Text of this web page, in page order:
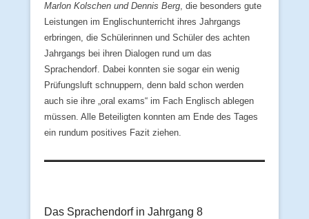
Marlon Kolschen und Dennis Berg, die besonders gute
Leistungen im Englischunterricht ihres Jahrgangs
erbringen, die Schülerinnen und Schüler des achten
Jahrgangs bei ihren Dialogen rund um das
Sprachendorf. Dabei konnten sie sogar ein wenig
Prüfungsluft schnuppern, denn bald schon werden
auch sie ihre „oral exams“ im Fach Englisch ablegen
müssen. Alle Beteiligten konnten am Ende des Tages
ein rundum positives Fazit ziehen.
Das Sprachendorf in Jahrgang 8